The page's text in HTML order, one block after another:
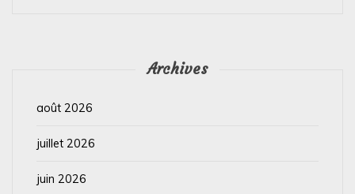
Archives
août 2026
juillet 2026
juin 2026